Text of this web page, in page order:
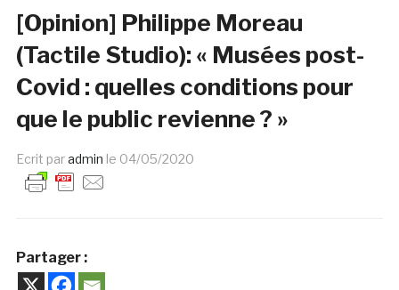
[Opinion] Philippe Moreau
(Tactile Studio): « Musées post-
Covid : quelles conditions pour
que le public revienne ? »
Ecrit paradmin le 04/05/2020
Partager :